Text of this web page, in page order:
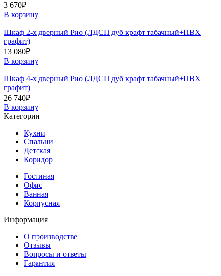
3 670₽
В корзину
Шкаф 2-х дверный Рио (ЛДСП дуб крафт табачный+ПВХ
графит)
13 080₽
В корзину
Шкаф 4-х дверный Рио (ЛДСП дуб крафт табачный+ПВХ
графит)
26 740₽
В корзину
Категории
Кухни
Спальни
Детская
Коридор
Гостиная
Офис
Ванная
Корпусная
Информация
О производстве
Отзывы
Вопросы и ответы
Гарантия